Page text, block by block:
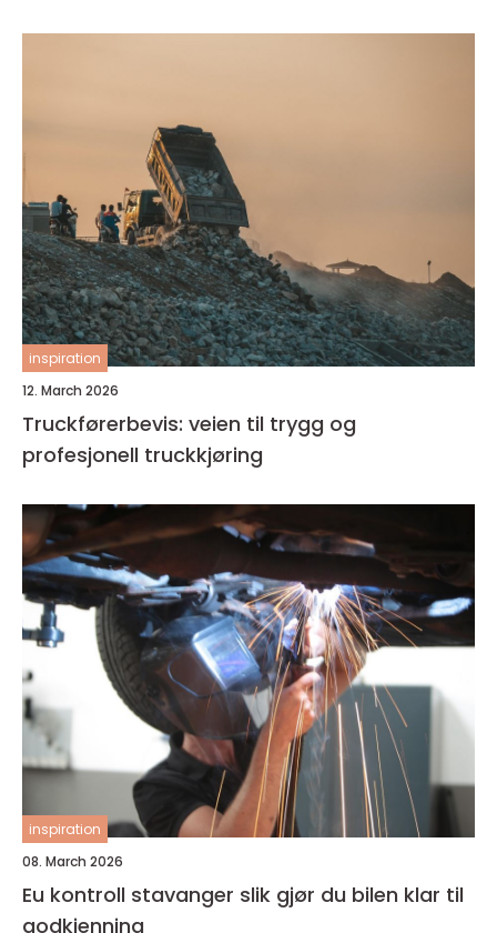
inspiration
12. March 2026
Truckførerbevis: veien til trygg og
profesjonell truckkjøring
inspiration
08. March 2026
Eu kontroll stavanger slik gjør du bilen klar til
godkjenning